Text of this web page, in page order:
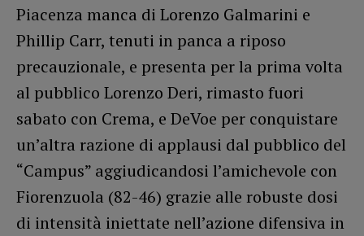
Piacenza manca di Lorenzo Galmarini e
Phillip Carr, tenuti in panca a riposo
precauzionale, e presenta per la prima volta
al pubblico Lorenzo Deri, rimasto fuori
sabato con Crema, e DeVoe per conquistare
un’altra razione di applausi dal pubblico del
“Campus” aggiudicandosi l’amichevole con
Fiorenzuola (82-46) grazie alle robuste dosi
di intensità iniettate nell’azione difensiva in